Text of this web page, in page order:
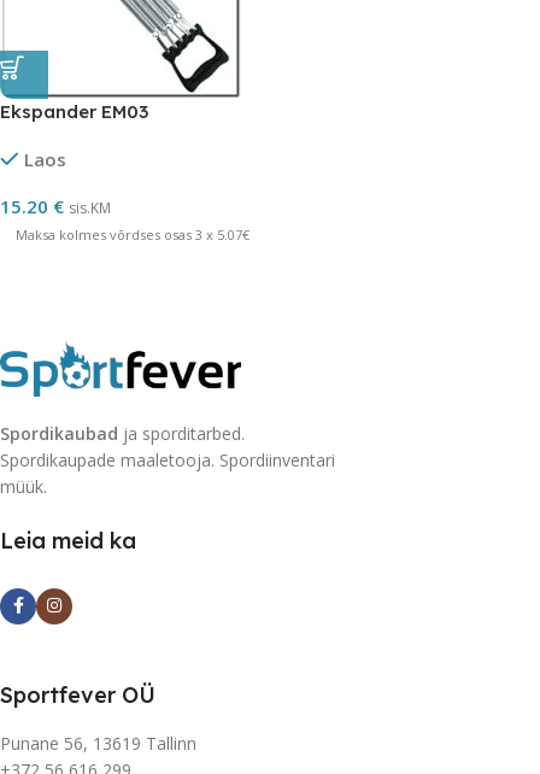
Ekspander EM03
Laos
15.20 € sis.KM
Maksa kolmes võrdses osas 3 x 5.07€
Spordikaubad ja sporditarbed.
Spordikaupade maaletooja. Spordiinventari
müük.
Leia meid ka
Sportfever OÜ
Punane 56, 13619 Tallinn